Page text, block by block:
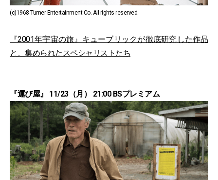
(c)1968 Turner Entertainment Co. All rights reserved.
『2001年宇宙の旅』キューブリックが徹底研究した作品
と、集められたスペシャリストたち
『運び屋』 11/23（月） 21:00 BSプレミアム